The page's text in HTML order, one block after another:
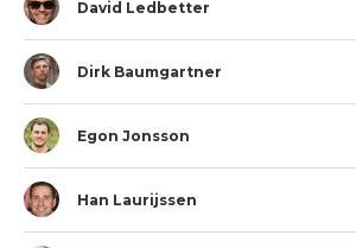
David Ledbetter
Dirk Baumgartner
Egon Jonsson
Han Laurijssen